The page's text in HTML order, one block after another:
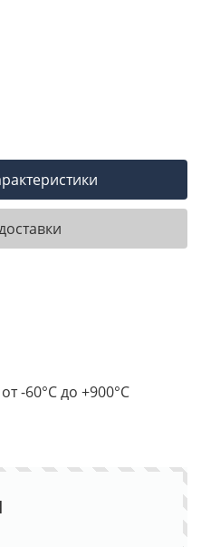
-60°С до +900°С